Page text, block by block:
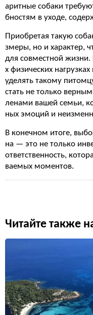
аритные собаки
бностям в уходе,
Приобретая такую
змеры, но и характер,
для совместной
х физических
уделять такому
стать не только
ленами вашей семьи,
ных эмоций и
В конечном итоге,
на — это не только
ответственность,
ваемых моментов.
Читайте также